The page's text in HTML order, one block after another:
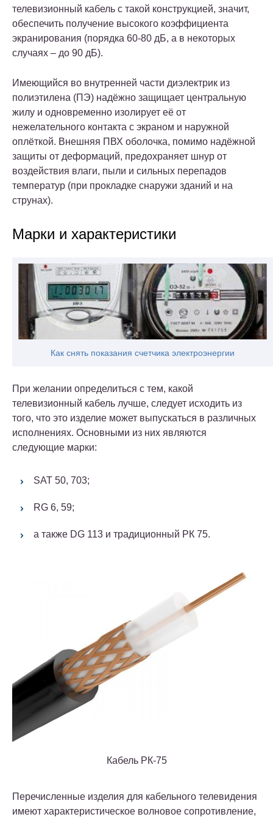
телевизионный кабель с такой конструкцией, значит,
обеспечить получение высокого коэффициента
экранирования (порядка 60-80 дБ, а в некоторых
случаях – до 90 дБ).
Имеющийся во внутренней части диэлектрик из
полиэтилена (ПЭ) надёжно защищает центральную
жилу и одновременно изолирует её от
нежелательного контакта с экраном и наружной
оплёткой. Внешняя ПВХ оболочка, помимо надёжной
защиты от деформаций, предохраняет шнур от
воздействия влаги, пыли и сильных перепадов
температур (при прокладке снаружи зданий и на
струнах).
Марки и характеристики
Как снять показания счетчика электроэнергии
При желании определиться с тем, какой
телевизионный кабель лучше, следует исходить из
того, что это изделие может выпускаться в различных
исполнениях. Основными из них являются
следующие марки:
SAT 50, 703;
RG 6, 59;
а также DG 113 и традиционный РК 75.
Кабель РК-75
Перечисленные изделия для кабельного телевидения
имеют характеристическое волновое сопротивление,